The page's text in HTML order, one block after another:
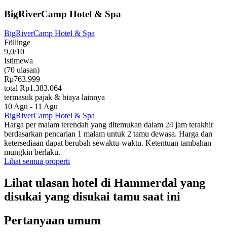
BigRiverCamp Hotel & Spa
BigRiverCamp Hotel & Spa
Föllinge
9,0/10
Istimewa
(70 ulasan)
Rp763.999
total Rp1.383.064
termasuk pajak & biaya lainnya
10 Agu - 11 Agu
BigRiverCamp Hotel & Spa
Harga per malam terendah yang ditemukan dalam 24 jam terakhir
berdasarkan pencarian 1 malam untuk 2 tamu dewasa. Harga dan
ketersediaan dapat berubah sewaktu-waktu. Ketentuan tambahan
mungkin berlaku.
Lihat semua properti
Lihat ulasan hotel di Hammerdal yang
disukai yang disukai tamu saat ini
Pertanyaan umum